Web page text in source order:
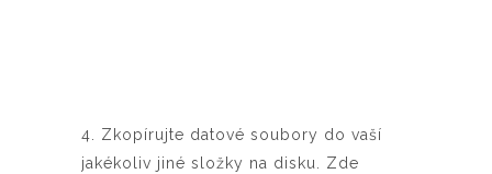
4. Zkopírujte datové soubory do vaší
jakékoliv jiné složky na disku. Zde